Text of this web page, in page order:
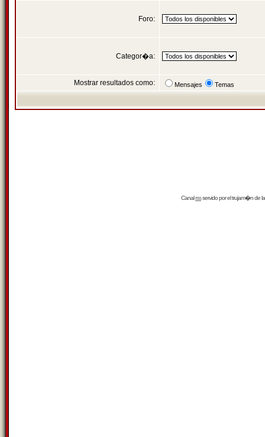
Foro:
Categor�a:
Mostrar resultados como: Mensajes Temas
Canalrssservido por eltrujam�nde